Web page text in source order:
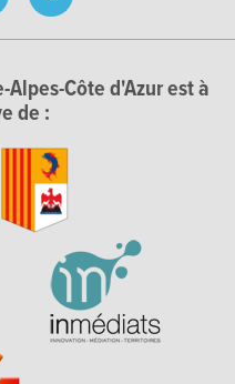
Alpes-Côte d'Azur est à
de :